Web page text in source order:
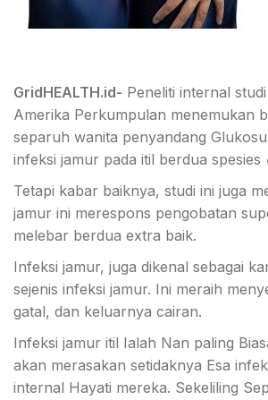
GridHEALTH.id- Peneliti internal
Amerika Perkumpulan menemukan
separuh wanita penyandang
infeksi jamur pada itil berdua spesies
Tetapi kabar baiknya, studi ini juga
jamur ini merespons pengobatan
melebar berdua extra baik.
Infeksi jamur, juga dikenal sebagai
sejenis infeksi jamur. Ini meraih
gatal, dan keluarnya cairan.
Infeksi jamur itil Ialah Nan paling
akan merasakan setidaknya Esa
internal Hayati mereka. Sekeliling